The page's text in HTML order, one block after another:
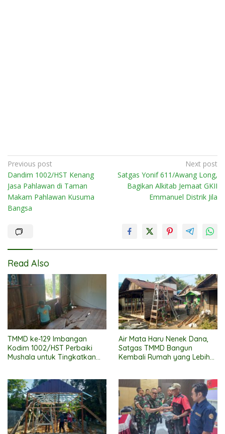
Post
navigation
Previous post
Dandim 1002/HST Kenang
Jasa Pahlawan di Taman
Makam Pahlawan Kusuma
Bangsa
Next post
Satgas Yonif 611/Awang Long,
Bagikan Alkitab Jemaat GKII
Emmanuel Distrik Jila
Read Also
TMMD ke-129 Imbangan
Kodim 1002/HST Perbaiki
Mushala untuk Tingkatkan
Air Mata Haru Nenek Dana,
Satgas TMMD Bangun
Kembali Rumah yang Lebih